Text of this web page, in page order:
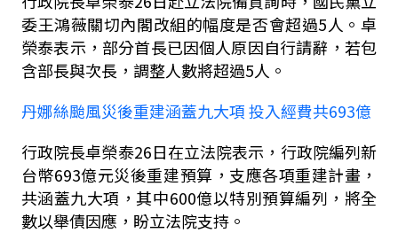
委王鴻薇關切內閣改組的幅度是否會超過5人。卓
榮泰表示，部分首長已因個人原因自行請辭，若包
含部長與次長，調整人數將超過5人。
丹娜絲颱風災後重建涵蓋九大項 投入經費共693億
行政院長卓榮泰26日在立法院表示，行政院編列新
台幣693億元災後重建預算，支應各項重建計畫，
共涵蓋九大項，其中600億以特別預算編列，將全
數以舉債因應，盼立法院支持。